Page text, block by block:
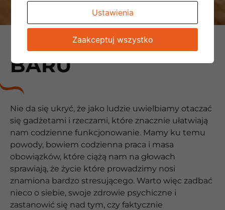
KLIMATYZACJA DO
BARU
Nie da się ukryć, że jako ludzie uwielbiamy otaczać
się gadżetami i rzeczami, które znacznie ułatwiają
nam codzienne funkcjonowanie. Mamy ku temu
powody, bowiem codzienna praca i masa
obowiązków, które ciążą nam na głowach
sprawiają, że życie które prowadzimy nosi
znamiona bardzo stresującego. Warto więc zadbać
nieco o siebie, swoje zdrowie psychiczne i
zastanowić się nad tym, czy faktycznie
Ustawienia
Zaakceptuj wszystko